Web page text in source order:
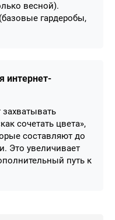
весной).
гардеробы,
интернет-
сочетать цвета»,
составляют до
Это увеличивает
путь к